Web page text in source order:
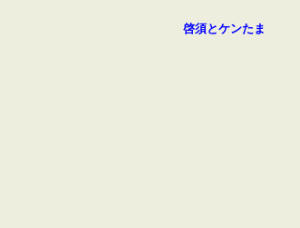
啓須とケンたま